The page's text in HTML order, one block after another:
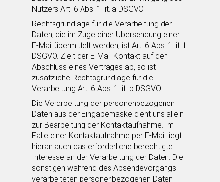
Nutzers Art. 6 Abs. 1 lit. a DSGVO.
Rechtsgrundlage für die Verarbeitung der
Daten, die im Zuge einer Übersendung einer
E-Mail übermittelt werden, ist Art. 6 Abs. 1 lit. f
DSGVO. Zielt der E-Mail-Kontakt auf den
Abschluss eines Vertrages ab, so ist
zusätzliche Rechtsgrundlage für die
Verarbeitung Art. 6 Abs. 1 lit. b DSGVO.
Die Verarbeitung der personenbezogenen
Daten aus der Eingabemaske dient uns allein
zur Bearbeitung der Kontaktaufnahme. Im
Falle einer Kontaktaufnahme per E-Mail liegt
hieran auch das erforderliche berechtigte
Interesse an der Verarbeitung der Daten. Die
sonstigen während des Absendevorgangs
verarbeiteten personenbezogenen Daten